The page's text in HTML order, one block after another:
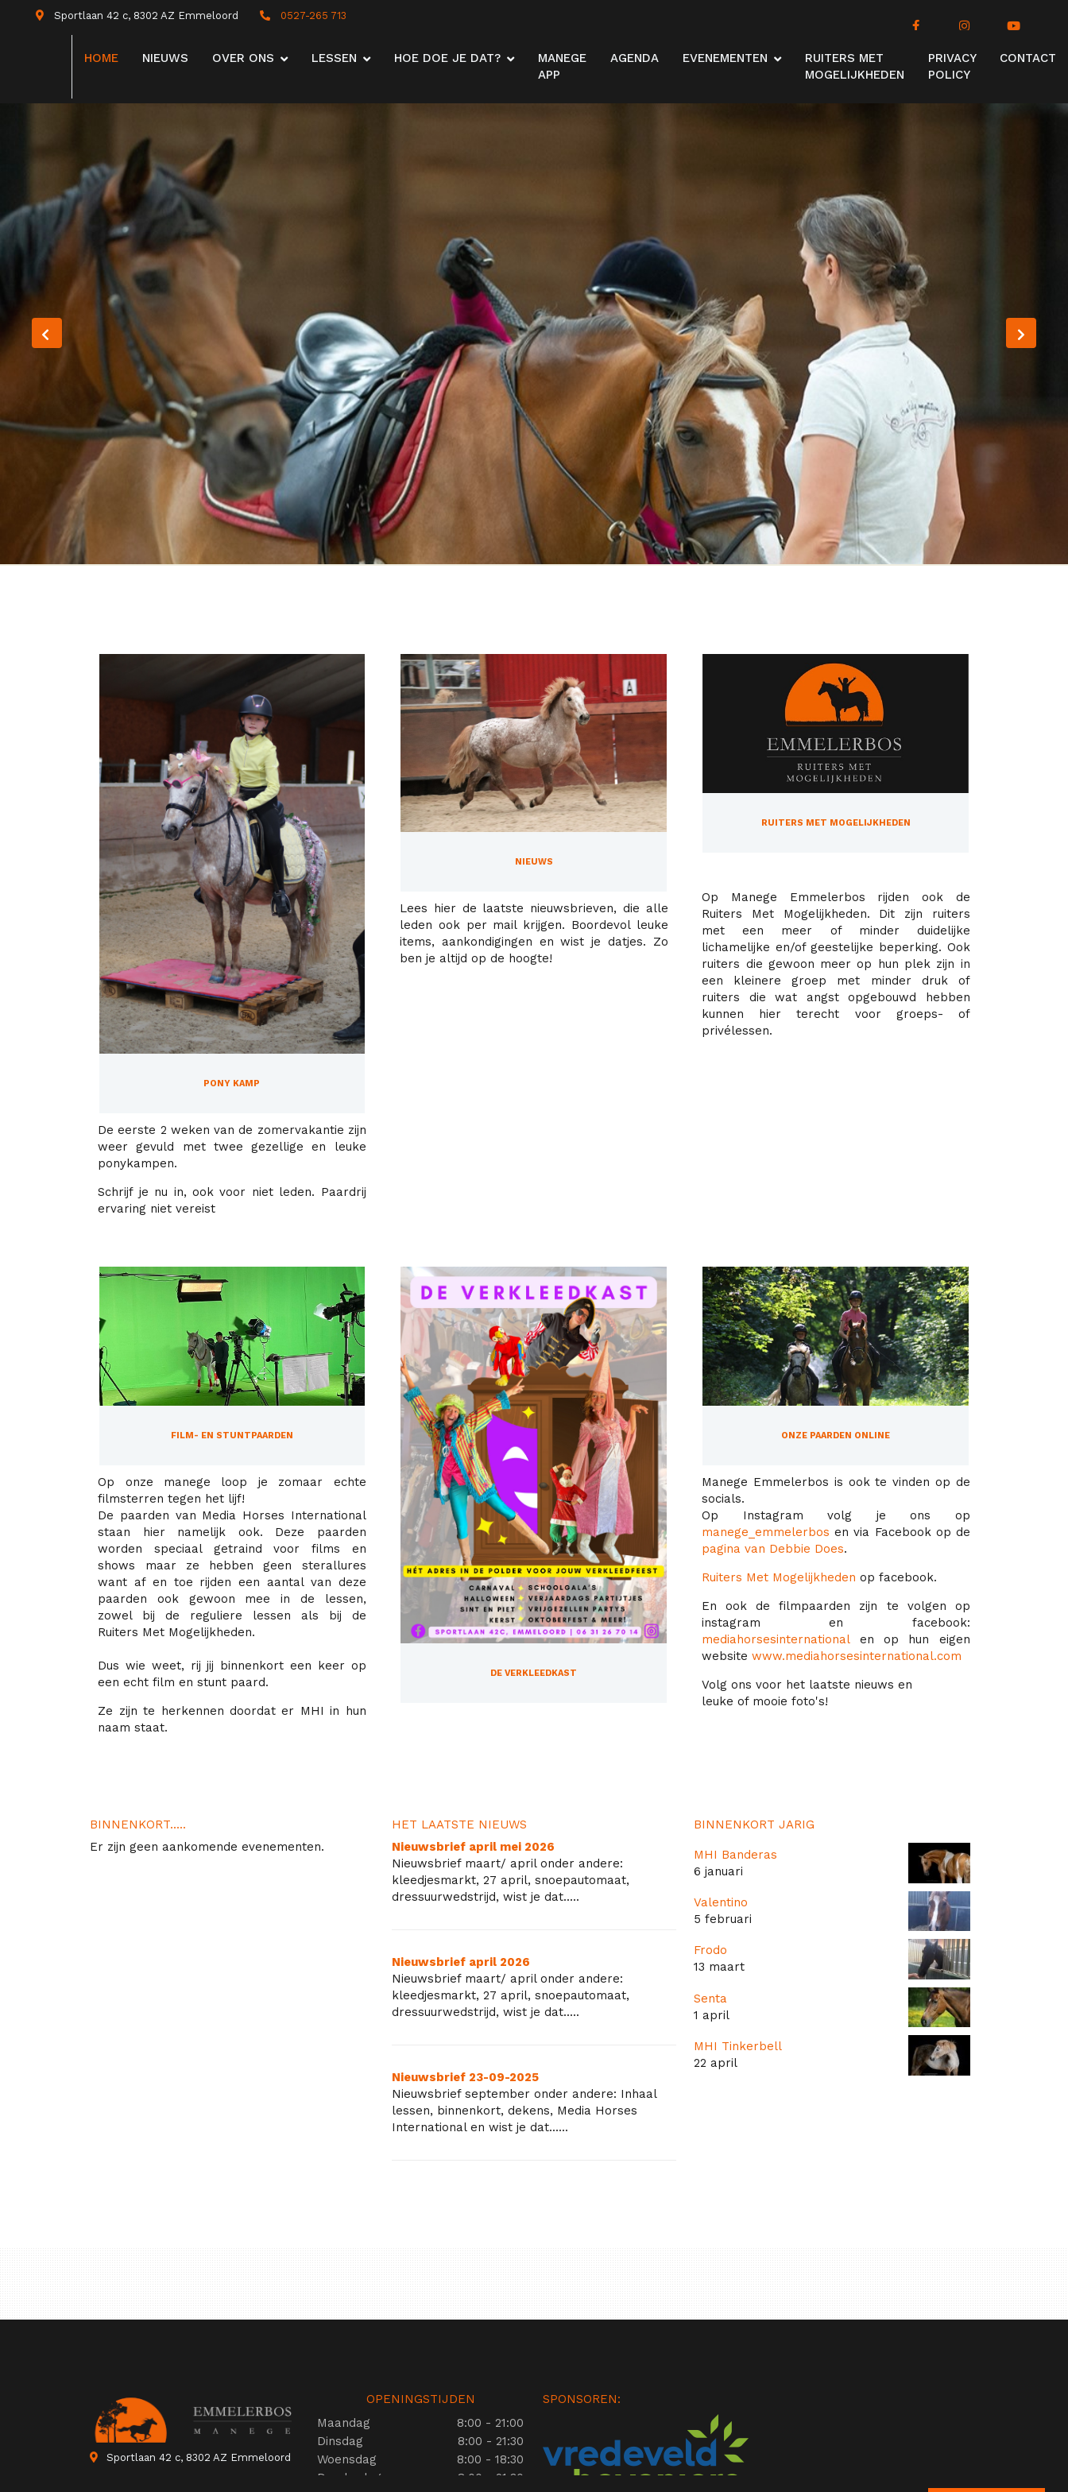
Sportlaan 42 c, 8302 AZ Emmeloord 0527-265 713
HOME NIEUWS OVER ONS LESSEN HOE DOE JE DAT?
MANEGE
APP
AGENDA EVENEMENTEN
RUITERS MET
MOGELIJKHEDEN
PRIVACY
POLICY
CONTACT
PONY KAMP
De eerste 2 weken van de zomervakantie zijn
weer gevuld met twee gezellige en leuke
ponykampen.
Schrijf je nu in, ook voor niet leden. Paardrij
ervaring niet vereist
NIEUWS
Lees hier de laatste nieuwsbrieven, die alle
leden ook per mail krijgen. Boordevol leuke
items, aankondigingen en wist je datjes. Zo
ben je altijd op de hoogte!
RUITERS MET MOGELIJKHEDEN
Op Manege Emmelerbos rijden ook de
Ruiters Met Mogelijkheden. Dit zijn ruiters
met een meer of minder duidelijke
lichamelijke en/of geestelijke beperking. Ook
ruiters die gewoon meer op hun plek zijn in
een kleinere groep met minder druk of
ruiters die wat angst opgebouwd hebben
kunnen hier terecht voor groeps- of
privélessen.
FILM- EN STUNTPAARDEN
Op onze manege loop je zomaar echte
filmsterren tegen het lijf!
De paarden van Media Horses International
staan hier namelijk ook. Deze paarden
worden speciaal getraind voor films en
shows maar ze hebben geen sterallures
want af en toe rijden een aantal van deze
paarden ook gewoon mee in de lessen,
zowel bij de reguliere lessen als bij de
Ruiters Met Mogelijkheden.
Dus wie weet, rij jij binnenkort een keer op
een echt film en stunt paard.
Ze zijn te herkennen doordat er MHI in hun
naam staat.
DE VERKLEEDKAST
ONZE PAARDEN ONLINE
Manege Emmelerbos is ook te vinden op de
socials.
Op Instagram volg je ons op
manege_emmelerbos en via Facebook op de
pagina van Debbie Does.
Ruiters Met Mogelijkheden op facebook.
En ook de filmpaarden zijn te volgen op
instagram en facebook:
mediahorsesinternationalen op hun eigen
websitewww.mediahorsesinternational.com
Volg ons voor het laatste nieuws en
leuke of mooie foto's!
BINNENKORT.....
Er zijn geen aankomende evenementen.
HET LAATSTE NIEUWS
Nieuwsbrief april mei 2026
Nieuwsbrief maart/ april onder andere:
kleedjesmarkt, 27 april, snoepautomaat,
dressuurwedstrijd, wist je dat.....
Nieuwsbrief april 2026
Nieuwsbrief maart/ april onder andere:
kleedjesmarkt, 27 april, snoepautomaat,
dressuurwedstrijd, wist je dat.....
Nieuwsbrief 23-09-2025
Nieuwsbrief september onder andere: Inhaal
lessen, binnenkort, dekens, Media Horses
International en wist je dat......
BINNENKORT JARIG
MHI Banderas
6 januari
Valentino
5 februari
Frodo
13 maart
Senta
1 april
MHI Tinkerbell
22 april
Sportlaan 42 c, 8302 AZ Emmeloord
OPENINGSTIJDEN
Maandag
8:00 - 21:00
Dinsdag
8:00 - 21:30
Woensdag
8:00 - 18:30
Donderdag
8:00 - 21:30
SPONSOREN: